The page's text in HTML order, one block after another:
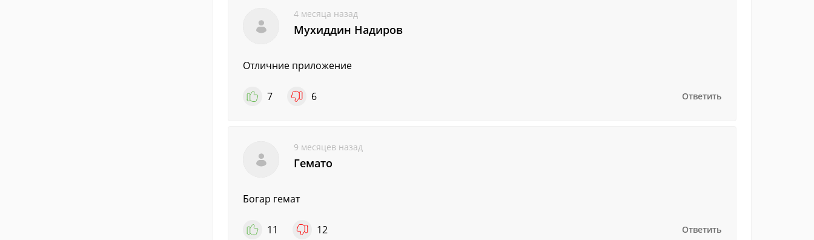
4 месяца назад
Мухиддин Надиров
Отличние приложение
7 6 Ответить
9 месяцев назад
Гемато
Богар гемат
11 12 Ответить